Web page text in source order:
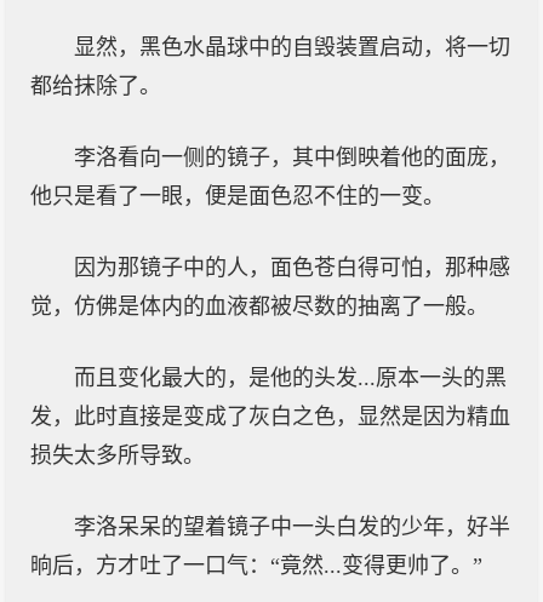
显然，黑色水晶球中的自毁装置启动，将一切
都给抹除了。
李洛看向一侧的镜子，其中倒映着他的面庞，
他只是看了一眼，便是面色忍不住的一变。
因为那镜子中的人，面色苍白得可怕，那种感
觉，仿佛是体内的血液都被尽数的抽离了一般。
而且变化最大的，是他的头发...原本一头的黑
发，此时直接是变成了灰白之色，显然是因为精血
损失太多所导致。
李洛呆呆的望着镜子中一头白发的少年，好半
晌后，方才吐了一口气：“竟然...变得更帅了。”